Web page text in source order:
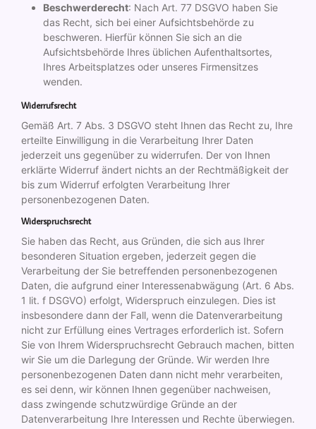
Beschwerderecht: Nach Art. 77 DSGVO haben Sie
das Recht, sich bei einer Aufsichtsbehörde zu
beschweren. Hierfür können Sie sich an die
Aufsichtsbehörde Ihres üblichen Aufenthaltsortes,
Ihres Arbeitsplatzes oder unseres Firmensitzes
wenden.
Widerrufsrecht
Gemäß Art. 7 Abs. 3 DSGVO steht Ihnen das Recht zu, Ihre
erteilte Einwilligung in die Verarbeitung Ihrer Daten
jederzeit uns gegenüber zu widerrufen. Der von Ihnen
erklärte Widerruf ändert nichts an der Rechtmäßigkeit der
bis zum Widerruf erfolgten Verarbeitung Ihrer
personenbezogenen Daten.
Widerspruchsrecht
Sie haben das Recht, aus Gründen, die sich aus Ihrer
besonderen Situation ergeben, jederzeit gegen die
Verarbeitung der Sie betreffenden personenbezogenen
Daten, die aufgrund einer Interessenabwägung (Art. 6 Abs.
1 lit. f DSGVO) erfolgt, Widerspruch einzulegen. Dies ist
insbesondere dann der Fall, wenn die Datenverarbeitung
nicht zur Erfüllung eines Vertrages erforderlich ist. Sofern
Sie von Ihrem Widerspruchsrecht Gebrauch machen, bitten
wir Sie um die Darlegung der Gründe. Wir werden Ihre
personenbezogenen Daten dann nicht mehr verarbeiten,
es sei denn, wir können Ihnen gegenüber nachweisen,
dass zwingende schutzwürdige Gründe an der
Datenverarbeitung Ihre Interessen und Rechte überwiegen.